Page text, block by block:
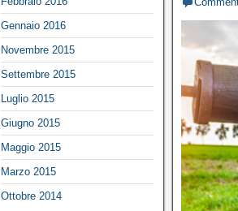
Gennaio 2016
Novembre 2015
Settembre 2015
Luglio 2015
Giugno 2015
Maggio 2015
Marzo 2015
Ottobre 2014